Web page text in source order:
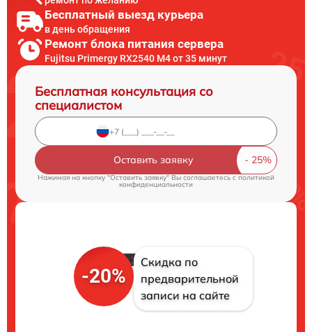
Бесплатный выезд курьера
в день обращения
Ремонт блока питания сервера
Fujitsu Primergy RX2540 M4 от 35 минут
Бесплатная консультация со
специалистом
Оставить заявку
Нажимая на кнопку "Оставить заявку" Вы соглашаетесь cполитикой
конфиденциальности
-20%
Скидка по
предварительной
записи на сайте